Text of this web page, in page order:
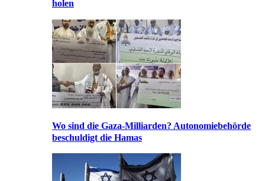
holen
Wo sind die Gaza-Milliarden? Autonomiebehörde
beschuldigt die Hamas